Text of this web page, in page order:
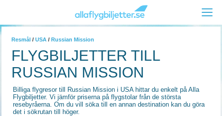
Resmål / USA / Russian Mission
FLYGBILJETTER TILL
RUSSIAN MISSION
Billiga flygresor till Russian Mission i USA hittar du enkelt på Alla
Flygbiljetter. Vi jämför priserna på flygstolar från de största
resebyråerna. Om du vill söka till en annan destination kan du göra
det i sökrutan till höger.